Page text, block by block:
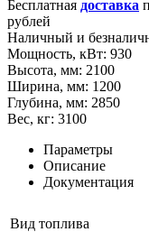
Бесплатная доставка
рублей
Наличный и
Мощность, кВт: 930
Высота, мм: 2100
Ширина, мм: 1200
Глубина, мм: 2850
Вес, кг: 3100
Параметры
Описание
Документация
Вид топлива